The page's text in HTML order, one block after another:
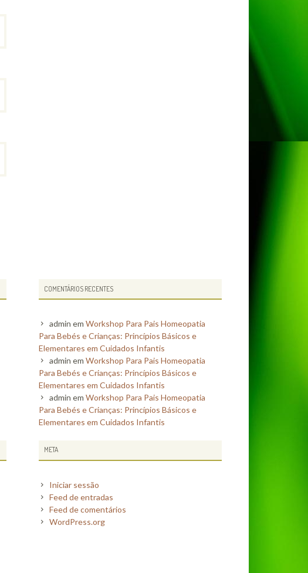
COMENTÁRIOS RECENTES
admin em Workshop Para Pais Homeopatia
Para Bebés e Crianças: Princípios Básicos e
Elementares em Cuidados Infantis
admin em Workshop Para Pais Homeopatia
Para Bebés e Crianças: Princípios Básicos e
Elementares em Cuidados Infantis
admin em Workshop Para Pais Homeopatia
Para Bebés e Crianças: Princípios Básicos e
Elementares em Cuidados Infantis
META
Iniciar sessão
Feed de entradas
Feed de comentários
WordPress.org